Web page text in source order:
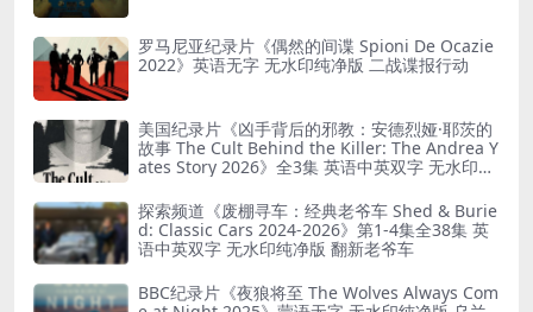
罗马尼亚纪录片《偶然的间谍 Spioni De Ocazie
2022》英语无字 无水印纯净版 二战谍报行动
美国纪录片《凶手背后的邪教：安德烈娅·耶茨的
故事 The Cult Behind the Killer: The Andrea Y
ates Story 2026》全3集 英语中英双字 无水印纯
探索频道《废棚寻车：经典老爷车 Shed & Burie
d: Classic Cars 2024-2026》第1-4集全38集 英
语中英双字 无水印纯净版 翻新老爷车
BBC纪录片《夜狼将至 The Wolves Always Com